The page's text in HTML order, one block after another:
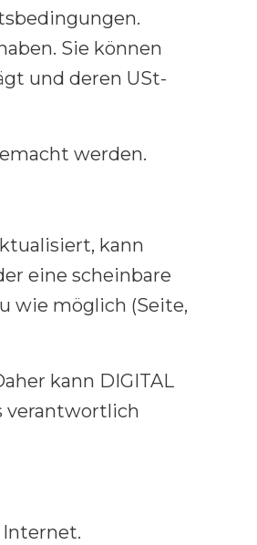
Sie können
und deren USt-
werden.
kann
eine scheinbare
wie möglich (Seite,
kann DIGITAL
verantwortlich
Internet.